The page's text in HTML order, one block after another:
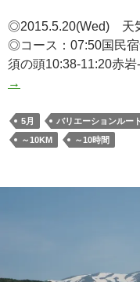
◎2015.5.20(Wed) 天
◎コース：07:50国民
須の頭10:38-11:20赤
→
5月 バリエーションルート
～10KM
～10時間